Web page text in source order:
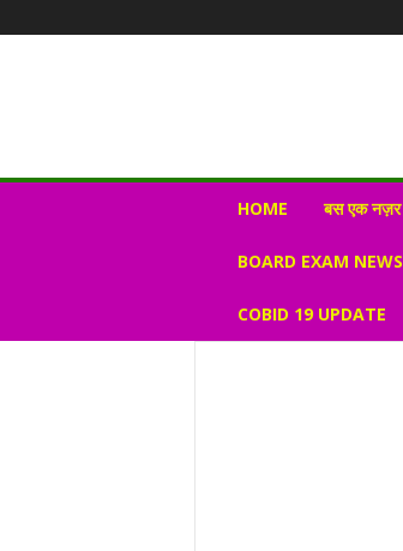
r
HOME बस एक नज़र
BOARD EXAM NEWS
COBID 19 UPDATE